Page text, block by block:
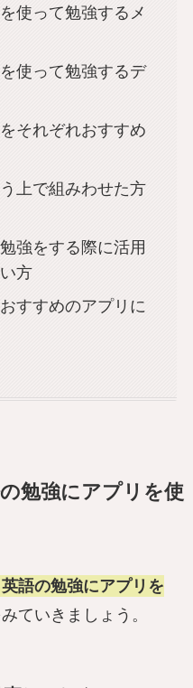
使って勉強するメ
使って勉強するデ
それぞれおすすめ
上で組みわせた方
強をする際に活用
方
すすめのアプリに
勉強にアプリを使
語の勉強にアプリを
ていきましょう。